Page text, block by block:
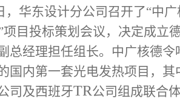
，华东设计分公司召开了“中
项目投标策划会议，决定成立
总经理担任组长。中广核德令
国内第一套光电发热项目，
司及西班牙TR公司组成联合